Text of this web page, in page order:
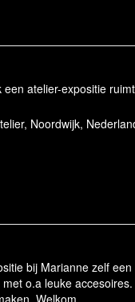
atelier-expositie
Noordwijk,
bij Marianne zelf
o.a leuke
Welkom.